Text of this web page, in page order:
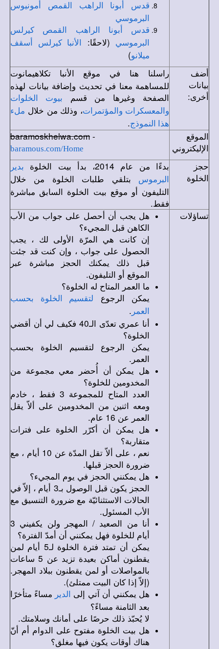
قدس أبونا الراهب القمص أمونيوس
البرموسي
قدس أبونا الراهب القمص كيرلس
البرموسي
(لاحقًا:
الأنبا كيرلس أسقف
ميلانو)
أضف
بيانات
أخرى:
راسلنا هنا في موقع الأنبا تكلاهيمانوت
للمساهمة معنا في تحديث وإضافة بيانات لهذه
الصفحة وغيرها من قسم
بيوت الخلوات
والمعسكرات والمؤتمرات، وذلك من خلال ملء
هذا النموذج.
الموقع
الإليكتروني
baramoskhelwa.com -
baramous.com/Home
حجز
الخلوة
بدءًا من عام 2014، بدأ بيت الخلوة
بدير
البرموس
بتلقي طلبات الخلوة من خلال
التليفون أو موقع بيت الخلوة السابق مباشرة
فقط.
تساؤلات
هل يجب أن أحصل على جواب من الأب
الكاهن قبل المجيء؟
إن كانت هي المرّة الأولى لك ، يجب
الحصول على جواب ، وإن كنت قد جئت
قبل ذلك يمكنك الحجز مباشرة عبر
الموقع أو التليفون.
ما العمر المتاح له الخلوة؟
يمكن الرجوع
لتقسيم الخلوة بحسب
العمر .
أنا عمري تعدّى الـ40 فكيف لي أن أقضي
الخلوة؟
يمكن الرجوع لتقسيم الخلوة بحسب
العمر.
هل يمكن أن أُحضر معي مجموعة من
المخدومين للخلوة؟
العدد المتاح للمجموعة 3 فقط ، خادم
ومعه اثنين من المخدومين على ألاّ يقل
العمر عن 16 عام.
هل يمكن أن أكرّر الخلوة على فترات
متقاربة؟
نعم ، على ألاّ تقل المدّة عن 10 أيام ، مع
ضرورة الحجز قبلها.
هل يمكنني الحجز في يوم المجيء؟
الحجز يكون قبل الوصول بـ3 أيام ، إلاّ في
الحالات الاستثنائيّة مع ضرورة التنسيق مع
الأب المسئول.
أنا من الصعيد / المهجر ولن يكفيني 3
أيام للخلوة فهل يمكنني أن أمدّ الفترة؟
يمكن أن تمتد فترة الخلوة لـ5 أيام لمن
يقطنون أماكن بعيدة تزيد عن 5 ساعات
بالمواصلات أو لمن يقطنون ببلاد المهجر.
(إلاّ إذا كان البيت ممتلئ).
هل يمكنني أن آتي إلى
الدير مساءً متأخرًا
بعد الثامنة مساءً؟
لا يُحبّذ ذلك حرصًا على أمانك وسلامتك.
هل بيت الخلوة مفتوح على الدوام أم أنّ
هناك أوقات يكون فيها مغلق؟